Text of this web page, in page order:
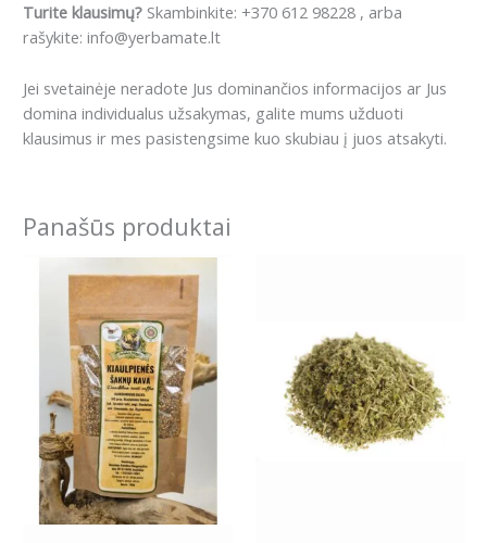
Turite klausimų? Skambinkite: +370 612 98228 , arba
rašykite: info@yerbamate.lt
Jei svetainėje neradote Jus dominančios informacijos ar Jus
domina individualus užsakymas, galite mums užduoti
klausimus ir mes pasistengsime kuo skubiau į juos atsakyti.
Panašūs produktai
multiple
variants.
The
options
may